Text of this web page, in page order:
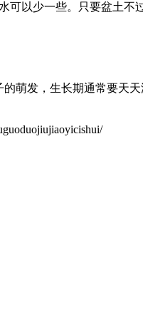
以少一些。只要盆土
萌发，生长期通常要天